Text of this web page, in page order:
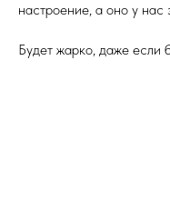
настроение, а оно у нас
Будет жарко, даже если